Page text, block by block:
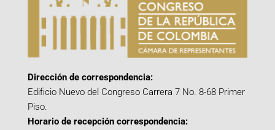
Dirección de correspondencia:
Edificio Nuevo del Congreso Carrera 7 No. 8-68 Primer
Piso.
Horario de recepción correspondencia: